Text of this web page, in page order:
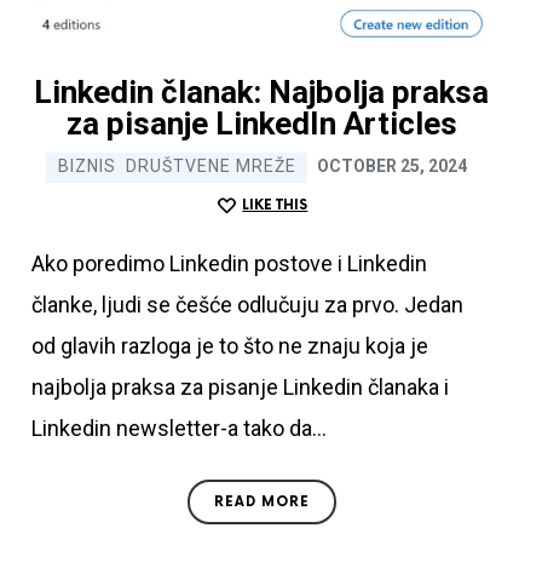
Linkedin članak: Najbolja praksa
za pisanje LinkedIn Articles
BIZNIS DRUŠTVENE MREŽE OCTOBER 25, 2024
LIKE THIS
Ako poredimo Linkedin postove i Linkedin
članke, ljudi se češće odlučuju za prvo. Jedan
od glavih razloga je to što ne znaju koja je
najbolja praksa za pisanje Linkedin članaka i
Linkedin newsletter-a tako da…
READ MORE
7 najčešćih kobnih
grešaka na Linkedinu
Ime i prezime
SUBMIT
Preuzimanjem ovog eBooka upadate kod mene na